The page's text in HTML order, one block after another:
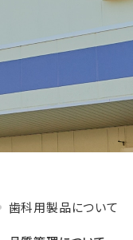
歯科用製品について